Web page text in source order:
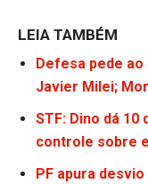
LEIA TAMBÉM
Defesa pede
Javier Milei;
STF: Dino dá
controle sobre
PF apura